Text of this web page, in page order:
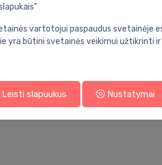
ant sienos
standarta
vartotojui paspaudus svetainėje
yra būtini svetainės veikimui užtikrinti
Leisti slapuukus Nustatymai